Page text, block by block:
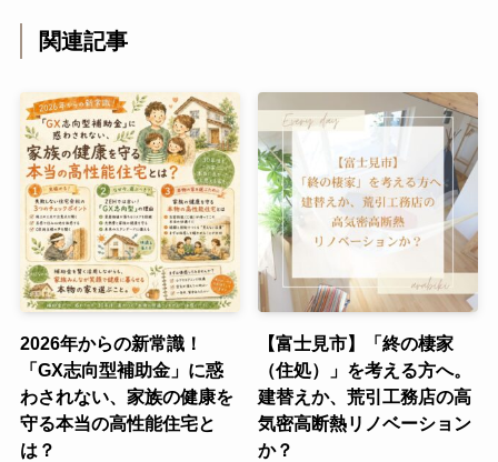
関連記事
2026年からの新常識！
「GX志向型補助金」に惑
わされない、家族の健康を
守る本当の高性能住宅と
は？
【富士見市】「終の棲家
（住処）」を考える方へ。
建替えか、荒引工務店の高
気密高断熱リノベーション
か？